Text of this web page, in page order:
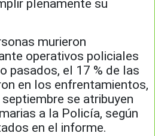
plenamente su
murieron
operativos policiales
pasados, el 17 % de las
en los enfrentamientos,
se atribuyen
a la Policía, según
en el informe.